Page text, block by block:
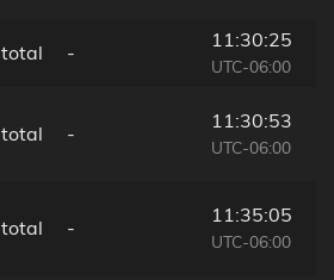
total -
11:30:25
UTC-06:00
total -
11:30:53
UTC-06:00
total -
11:35:05
UTC-06:00